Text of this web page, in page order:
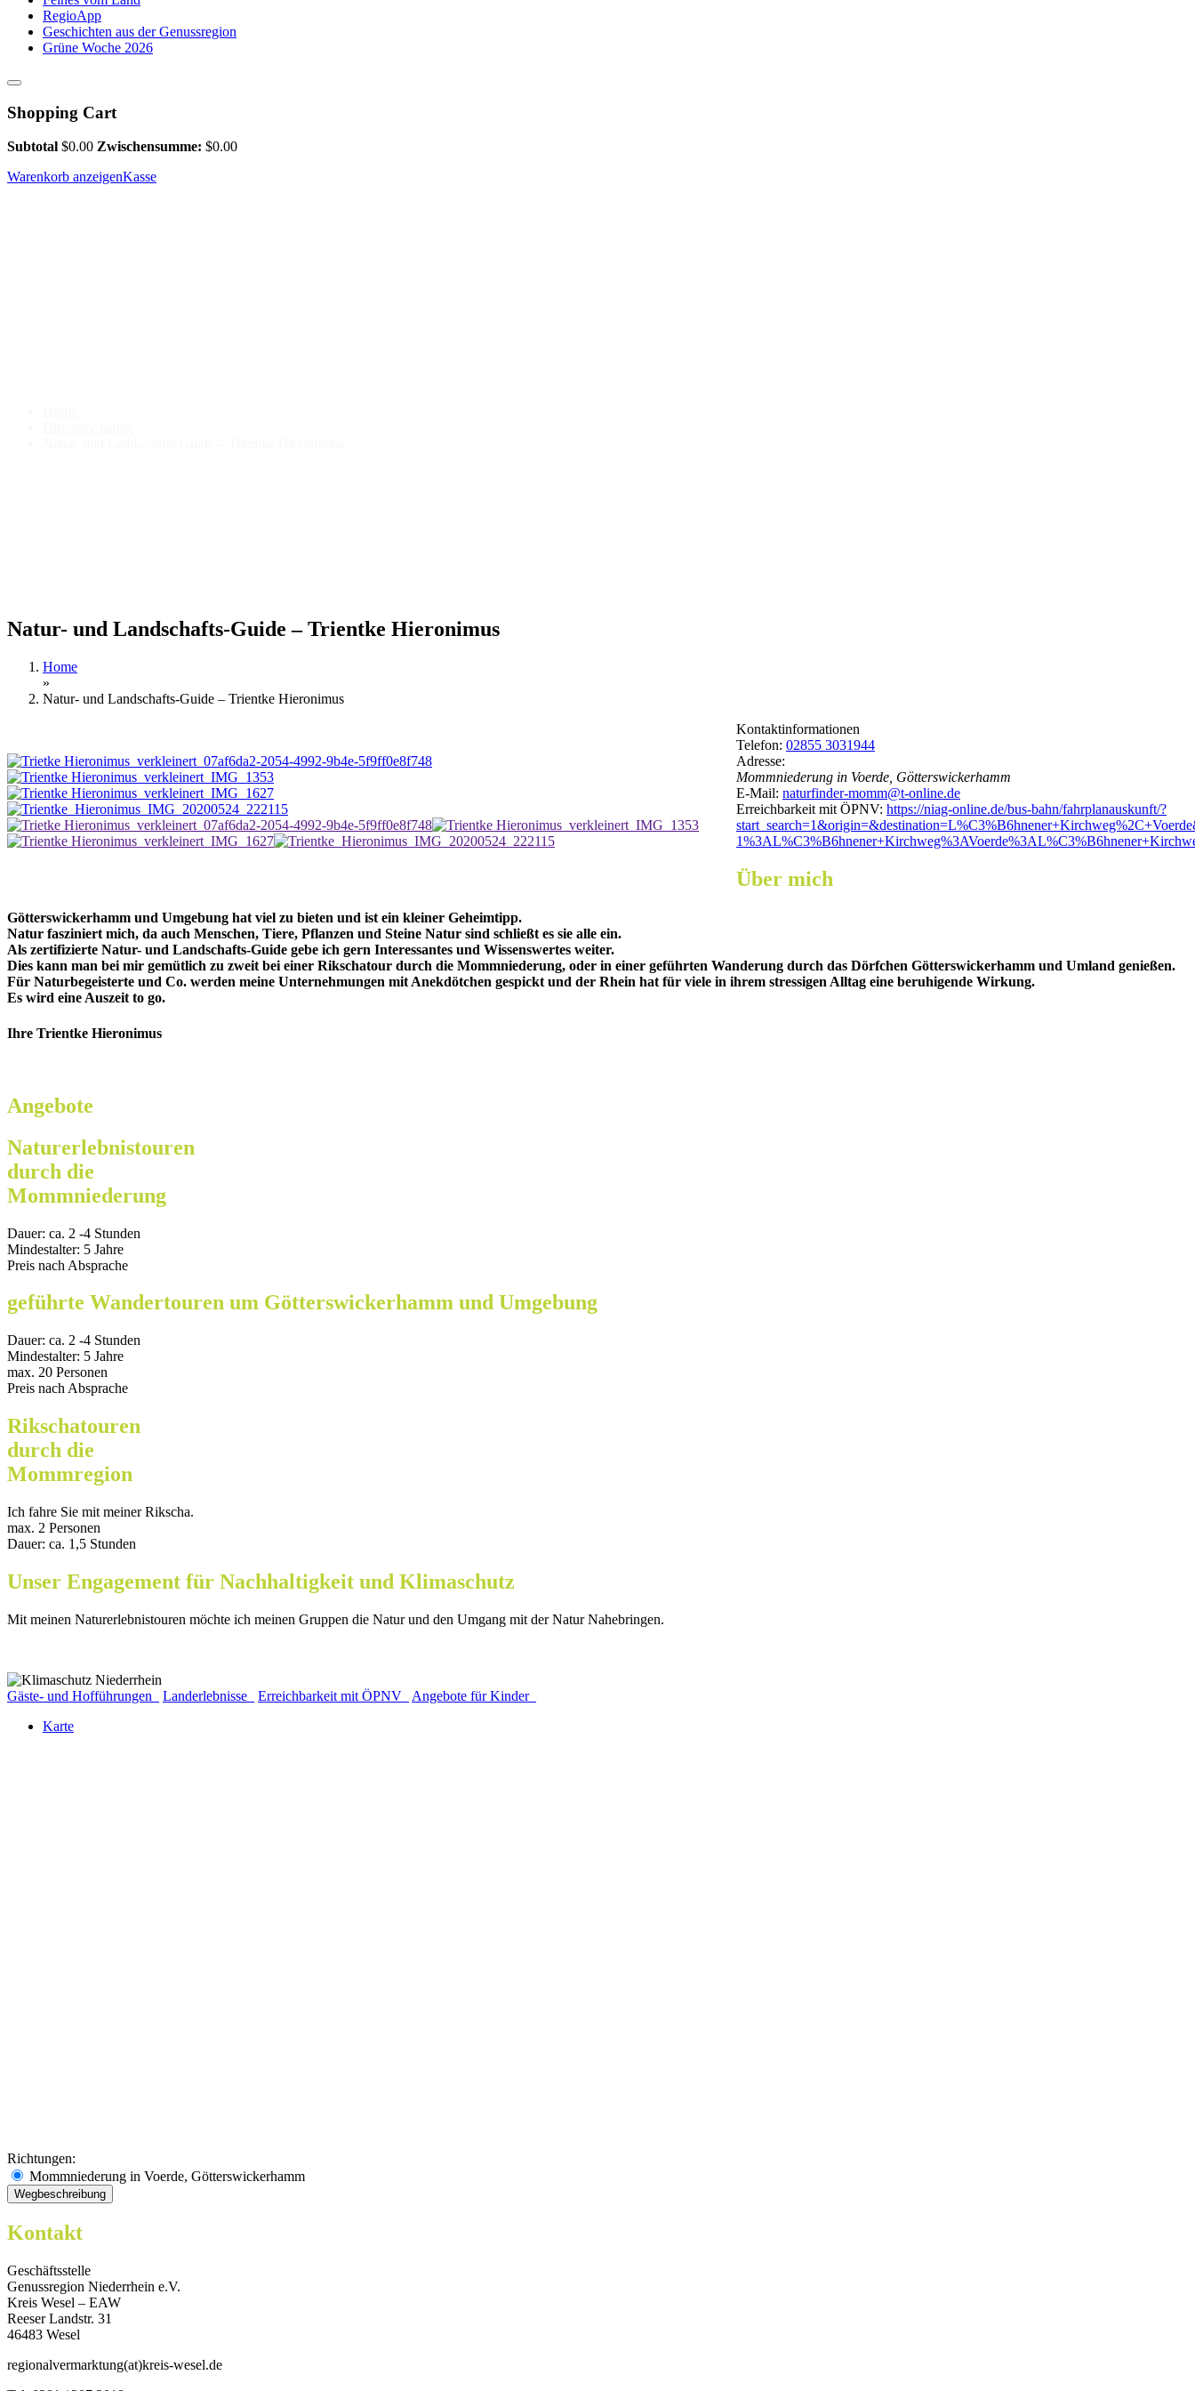
RegioApp
Geschichten aus der Genussregion
Grüne Woche 2026
Shopping Cart
Subtotal $0.00 Zwischensumme: $0.00
Warenkorb anzeigenKasse
Natur- und Landschafts-Guide – Trientke Hieronimus
Home
»
Natur- und Landschafts-Guide – Trientke Hieronimus
Kontaktinformationen
Telefon: 02855 3031944
Adresse:
Mommniederung in Voerde, Götterswickerhamm
E-Mail: naturfinder-momm@t-online.de
Erreichbarkeit mit ÖPNV: https://niag-online.de/bus-bahn/fahrplanauskunft/?
Über mich
Götterswickerhamm und Umgebung hat viel zu bieten und ist ein kleiner Geheimtipp.
Natur fasziniert mich, da auch Menschen, Tiere, Pflanzen und Steine Natur sind schließt es sie alle ein.
Als zertifizierte Natur- und Landschafts-Guide gebe ich gern Interessantes und Wissenswertes weiter.
Dies kann man bei mir gemütlich zu zweit bei einer Rikschatour durch die Mommniederung, oder in einer geführten Wanderung durch das Dörfchen Götterswickerhamm und Umland genießen.
Für Naturbegeisterte und Co. werden meine Unternehmungen mit Anekdötchen gespickt und der Rhein hat für viele in ihrem stressigen Alltag eine beruhigende Wirkung.
Es wird eine Auszeit to go.
Ihre Trientke Hieronimus
Angebote
Naturerlebnistouren
durch die
Mommniederung
Dauer: ca. 2 -4 Stunden
Mindestalter: 5 Jahre
Preis nach Absprache
geführte Wandertouren um Götterswickerhamm und Umgebung
Dauer: ca. 2 -4 Stunden
Mindestalter: 5 Jahre
max. 20 Personen
Preis nach Absprache
Rikschatouren
durch die
Mommregion
Ich fahre Sie mit meiner Rikscha.
max. 2 Personen
Dauer: ca. 1,5 Stunden
Unser Engagement für Nachhaltigkeit und Klimaschutz
Mit meinen Naturerlebnistouren möchte ich meinen Gruppen die Natur und den Umgang mit der Natur Nahebringen.
Gäste- und Hofführungen Landerlebnisse Erreichbarkeit mit ÖPNV
Angebote für Kinder
Karte
Richtungen:
Mommniederung in Voerde, Götterswickerhamm
Kontakt
Geschäftsstelle
Genussregion Niederrhein e.V.
Kreis Wesel – EAW
Reeser Landstr. 31
46483 Wesel
regionalvermarktung(at)kreis-wesel.de